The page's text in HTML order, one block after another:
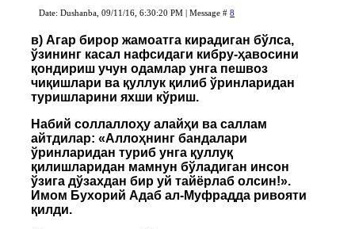
Date: Dushanba, 09/11/16, 6:30:20 PM | Message # 8
в) Агар бирор жамоатга кирадиган бўлса,
ўзининг касал нафсидаги кибру-ҳавосини
қондириш учун одамлар унга пешвоз
чиқишлари ва қуллук қилиб ўринларидан
туришларини яхши кўриш.
Набий соллаллоҳу алайҳи ва саллам
айтдилар: «Аллоҳнинг бандалари
ўринларидан туриб унга қуллуқ
қилишларидан мамнун бўладиган инсон
ўзига дўзахдан бир уй тайёрлаб олсин!».
Имом Бухорий Адаб ал-Муфрадда ривояти
қилди.